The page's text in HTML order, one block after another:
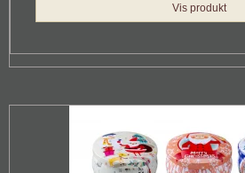
Vis produkt